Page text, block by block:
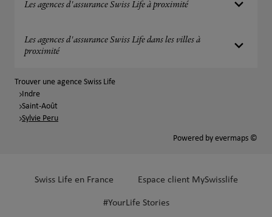
Les agences d'assurance Swiss Life à proximité
Les agences d'assurance Swiss Life dans les villes à
proximité
Trouver une agence Swiss Life
Indre
Saint-Août
Sylvie Peru
Powered by evermaps ©
Swiss Life en France Espace client MySwisslife
#YourLife Stories